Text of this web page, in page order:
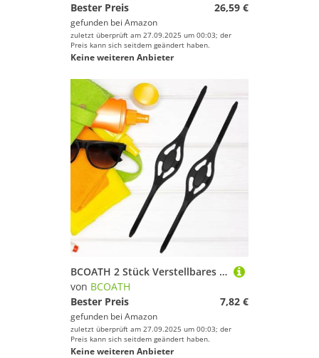
Bester Preis
26,59 €
gefunden bei Amazon
zuletzt überprüft am 27.09.2025 um 00:03; der
Preis kann sich seitdem geändert haben.
Keine weiteren Anbieter
BCOATH 2 Stück Verstellbares Silikon Tauchmaskenband Flexibler Ersatz für Schwimm Schnorchelmasken Bequemes Langlebiges Kopfband für Sicheren Sitz Beim Tauchen und Schwimmen
von BCOATH
Bester Preis
7,82 €
gefunden bei Amazon
zuletzt überprüft am 27.09.2025 um 00:03; der
Preis kann sich seitdem geändert haben.
Keine weiteren Anbieter